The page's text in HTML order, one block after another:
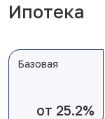
Ипотека
Базовая
от 25.2%